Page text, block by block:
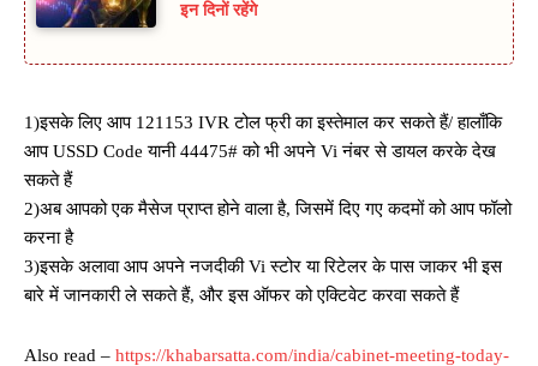
इन दिनों रहेंगे
1)इसके लिए आप 121153 IVR टोल फ्री का इस्तेमाल कर सकते हैं/ हालाँकि
आप USSD Code यानी 44475# को भी अपने Vi नंबर से डायल करके देख
सकते हैं
2)अब आपको एक मैसेज प्राप्त होने वाला है, जिसमें दिए गए कदमों को आप फॉलो
करना है
3)इसके अलावा आप अपने नजदीकी Vi स्टोर या रिटेलर के पास जाकर भी इस
बारे में जानकारी ले सकते हैं, और इस ऑफर को एक्टिवेट करवा सकते हैं
Also read – https://khabarsatta.com/india/cabinet-meeting-today-